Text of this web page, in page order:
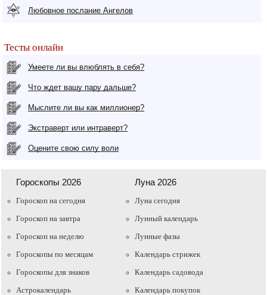
Любовное послание Ангелов
Тесты онлайн
Умеете ли вы влюблять в себя?
Что ждет вашу пару дальше?
Мыслите ли вы как миллионер?
Экстраверт или интраверт?
Оцените свою силу воли
Гороскопы 2026
Гороскоп на сегодня
Гороскоп на завтра
Гороскоп на неделю
Гороскопы по месяцам
Гороскопы для знаков
Астрокалендарь
Луна 2026
Луна сегодня
Лунный календарь
Лунные фазы
Календарь стрижек
Календарь садовода
Календарь покупок